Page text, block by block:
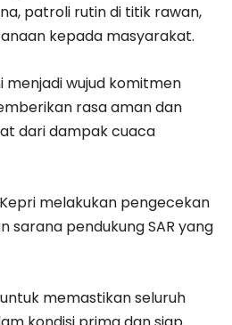
patroli rutin di titik rawan,
kepada masyarakat.
menjadi wujud komitmen
rasa aman dan
dari dampak cuaca
melakukan pengecekan
sarana pendukung SAR yang
memastikan seluruh